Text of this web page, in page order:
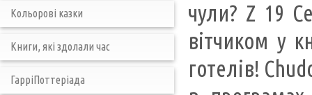
чули? Z 19
вітчиком у
готелів!
Кольорові казки
Книги, які здолали час
ГарріПоттеріада